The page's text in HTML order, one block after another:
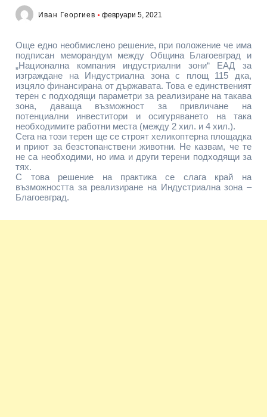
Иван Георгиев февруари 5, 2021
Още едно необмислено решение, при положение че има
подписан меморандум между Община Благоевград и
„Национална компания индустриални зони“ ЕАД за
изграждане на Индустриална зона с площ 115 дка,
изцяло финансирана от държавата. Това е единственият
терен с подходящи параметри за реализиране на такава
зона, даваща възможност за привличане на
потенциални инвеститори и осигуряването на така
необходимите работни места (между 2 хил. и 4 хил.).
Сега на този терен ще се строят хеликоптерна площадка
и приют за безстопанствени животни. Не казвам, че те
не са необходими, но има и други терени подходящи за
тях.
С това решение на практика се слага край на
възможността за реализиране на Индустриална зона –
Благоевград.